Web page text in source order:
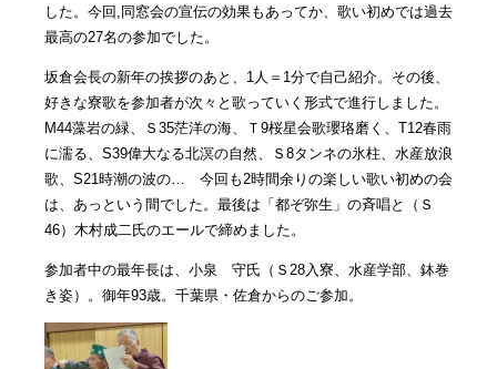
した。今回,同窓会の宣伝の効果もあってか、歌い初めでは過去
最高の27名の参加でした。
坂倉会長の新年の挨拶のあと、1人＝1分で自己紹介。その後、
好きな寮歌を参加者が次々と歌っていく形式で進行しました。
M44藻岩の緑、Ｓ35茫洋の海、Ｔ9桜星会歌瓔珞磨く、T12春雨
に濡る、S39偉大なる北溟の自然、Ｓ8タンネの氷柱、水産放浪
歌、S21時潮の波の… 今回も2時間余りの楽しい歌い初めの会
は、あっという間でした。最後は「都ぞ弥生」の斉唱と（Ｓ
46）木村成二氏のエールで締めました。
参加者中の最年長は、小泉 守氏（Ｓ28入寮、水産学部、鉢巻
き姿）。御年93歳。千葉県・佐倉からのご参加。